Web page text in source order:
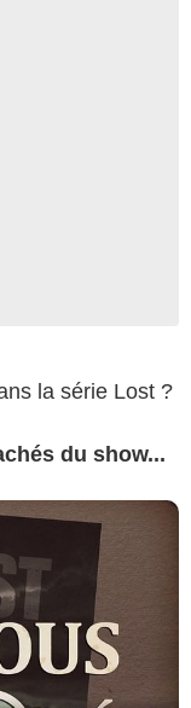
la série Lost ?
du show...